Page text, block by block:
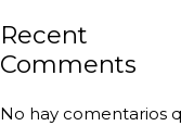
Recent
Comments
No hay comentarios